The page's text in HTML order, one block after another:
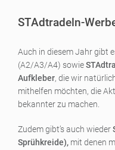
STAdtradeln-
Auch in diesem Jahr gibt
(A2/A3/A4) sowie
Aufkleber, die wir
mithelfen möchten, die
bekannter zu machen.
Zudem gibt’s auch wieder
Sprühkreide), mit denen